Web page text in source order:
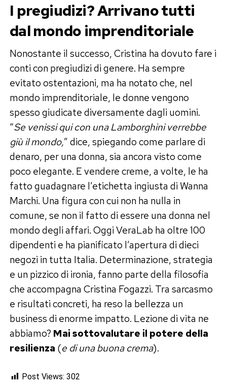
I pregiudizi? Arrivano tutti
dal mondo imprenditoriale
Nonostante il successo, Cristina ha dovuto fare i
conti con pregiudizi di genere. Ha sempre
evitato ostentazioni, ma ha notato che, nel
mondo imprenditoriale, le donne vengono
spesso giudicate diversamente dagli uomini.
“Se venissi qui con una Lamborghini verrebbe
giù il mondo,” dice, spiegando come parlare di
denaro, per una donna, sia ancora visto come
poco elegante. E vendere creme, a volte, le ha
fatto guadagnare l’etichetta ingiusta di Wanna
Marchi. Una figura con cui non ha nulla in
comune, se non il fatto di essere una donna nel
mondo degli affari. Oggi VeraLab ha oltre 100
dipendenti e ha pianificato l’apertura di dieci
negozi in tutta Italia. Determinazione, strategia
e un pizzico di ironia, fanno parte della filosofia
che accompagna Cristina Fogazzi. Tra sarcasmo
e risultati concreti, ha reso la bellezza un
business di enorme impatto. Lezione di vita ne
abbiamo? Mai sottovalutare il potere della
resilienza (e di una buona crema).
Post Views: 302